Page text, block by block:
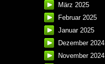
März 2025
Februar 2025
Januar 2025
Dezember 2024
November 2024